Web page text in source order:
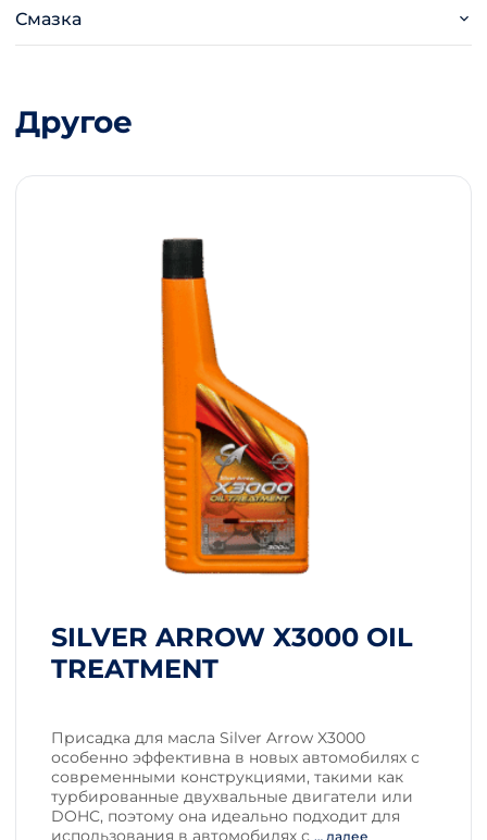
Смазка
Другое
SILVER ARROW X3000 OIL
TREATMENT
Присадка для масла Silver Arrow X3000
особенно эффективна в новых автомобилях с
современными конструкциями, такими как
турбированные двухвальные двигатели или
DOHC, поэтому она идеально подходит для
использования в автомобилях с… далее